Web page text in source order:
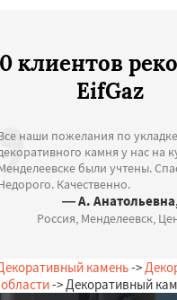
клиентов
EifGaz
наши пожелания по укладке
камня у нас на
были учтены.
Качественно.
— А.
Россия, Менделеевск,
камень->
-> Декоративный